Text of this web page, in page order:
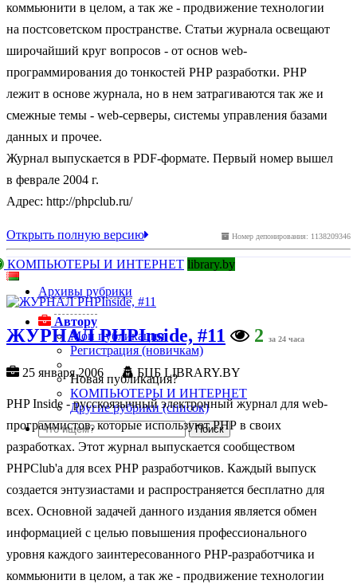
коммьюнити в целом, а так же - продвижение технологии
на постсоветском пространстве. Статьи журнала освещают
широчайший круг вопросов - от основ web-
программирования до тонкостей РНР разработки. РНР
лежит в основе журнала, но в нем затрагиваются так же и
смежные темы - web-серверы, системы управления базами
данных и прочее.
Журнал выпускается в PDF-формате. Первый номер вышел
в феврале 2004 г.
Адрес: http://phpclub.ru/
Номер депонирования: 1138209346
Открыть полную версию
КОМПЬЮТЕРЫ И ИНТЕРНЕТ library.by
Архивы рубрики
Автору
Мои публикации
Регистрация (новичкам)
Новая публикация?
КОМПЬЮТЕРЫ И ИНТЕРНЕТ
Другие рубрики (список)
ЖУРНАЛ PHPInside, #11 2 за 24 часа
25 января 2006 БЦБ LIBRARY.BY
PHP Inside - русскоязычный электронный журнал для web-
программистов, которые используют РНР в своих
разработках. Этот журнал выпускается сообществом
PHPClub'а для всех РНР разработчиков. Каждый выпуск
создается энтузиастами и распространяется бесплатно для
всех. Основной задачей данного издания является обмен
информацией с целью повышения профессионального
уровня каждого заинтересованного РНР-разработчика и
коммьюнити в целом, а так же - продвижение технологии